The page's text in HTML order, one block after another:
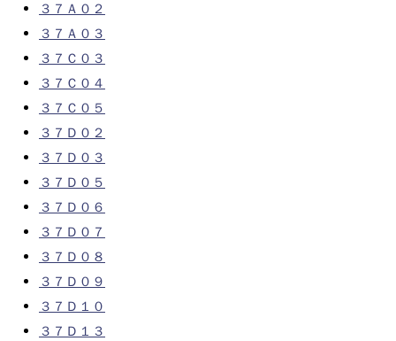
３７Ａ０２
３７Ａ０３
３７Ｃ０３
３７Ｃ０４
３７Ｃ０５
３７Ｄ０２
３７Ｄ０３
３７Ｄ０５
３７Ｄ０６
３７Ｄ０７
３７Ｄ０８
３７Ｄ０９
３７Ｄ１０
３７Ｄ１３